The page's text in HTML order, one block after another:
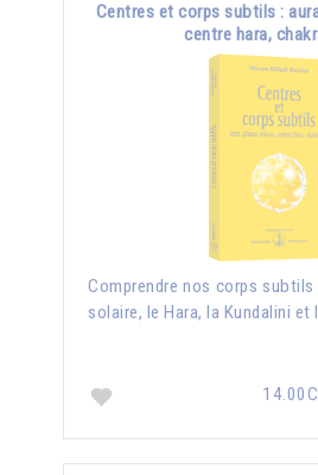
Centres et corps subtils :
centre hara,
Comprendre nos corps
solaire, le Hara, la Kundalini et